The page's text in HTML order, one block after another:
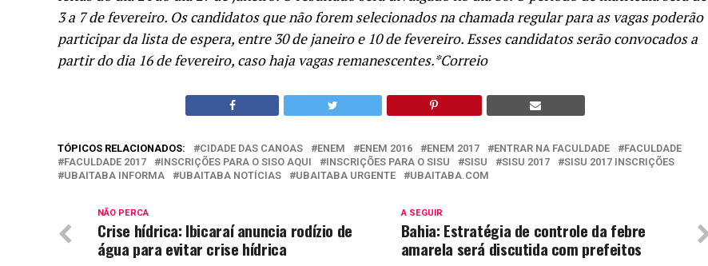
3 a 7 de fevereiro. Os candidatos que não forem selecionados na chamada regular para as vagas poderão
participar da lista de espera, entre 30 de janeiro e 10 de fevereiro. Esses candidatos serão convocados a
partir do dia 16 de fevereiro, caso haja vagas remanescentes.*Correio
TÓPICOS RELACIONADOS: CIDADE DAS CANOAS ENEM ENEM 2016 ENEM 2017 ENTRAR NA FACULDADE
FACULDADE
FACULDADE 2017
INSCRIÇÕES PARA O SISO AQUI INSCRIÇÕES PARA O SISU SISU SISU 2017
SISU 2017 INSCRIÇÕES
UBAITABA INFORMA
UBAITABA NOTÍCIAS UBAITABA URGENTE UBAITABA.COM
A SEGUIR
Bahia: Estratégia de controle da febre
amarela será discutida com prefeitos
NÃO PERCA
Crise hídrica: Ibicaraí anuncia rodízio de
água para evitar crise hídrica